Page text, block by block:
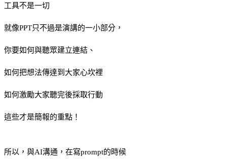
工具不是一切
就像PPT只不過是演講的一小部分，
你要如何與聽眾建立連結、
如何把想法傳達到大家心坎裡
如何激勵大家聽完後採取行動
這些才是簡報的重點！
所以，與AI溝通，在寫prompt的時候